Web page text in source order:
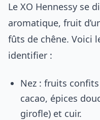
Le XO Hennessy se
aromatique, fruit
fûts de chêne. Voici
identifier :
Nez : fruits
cacao, épices
girofle) et cuir.